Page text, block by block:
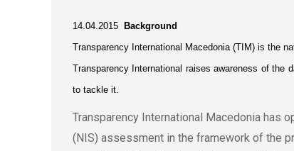
14.04.2015
Background
Transparency International Macedonia (TIM) is the
Transparency International raises awareness of the
to tackle it.
Transparency International Macedonia has
(NIS) assessment in the framework of the